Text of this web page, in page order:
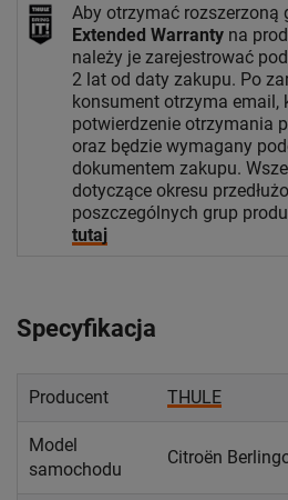
Aby otrzymać rozszerzoną
Extended Warranty na
należy je zarejestrować
2 lat od daty zakupu. Po
konsument otrzyma email,
potwierdzenie otrzymania
oraz będzie wymagany
dokumentem zakupu.
dotyczące okresu
poszczególnych grup
tutaj
Specyfikacja
Producent THULE
Model
samochodu
Citroën